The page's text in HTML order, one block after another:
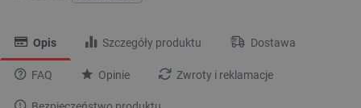
Opis Szczegóły produktu Dostawa
FAQ Opinie Zwroty i reklamacje